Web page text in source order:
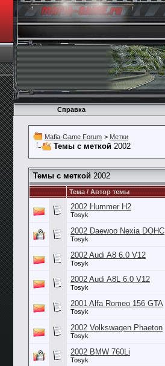
Справка
Mafia-Game Forum > Метки
Темы с меткой 2002
Темы с меткой 2002
Тема / Автор темы
2002 Hummer H2
Tosyk
2002 Daewoo Nexia DOHC
Tosyk
2002 Audi A8 6.0 V12
Tosyk
2002 Audi A8L 6.0 V12
Tosyk
2001 Alfa Romeo 156 GTA
Tosyk
2002 Volkswagen Phaeton
Tosyk
2002 BMW 760Li
Tosyk